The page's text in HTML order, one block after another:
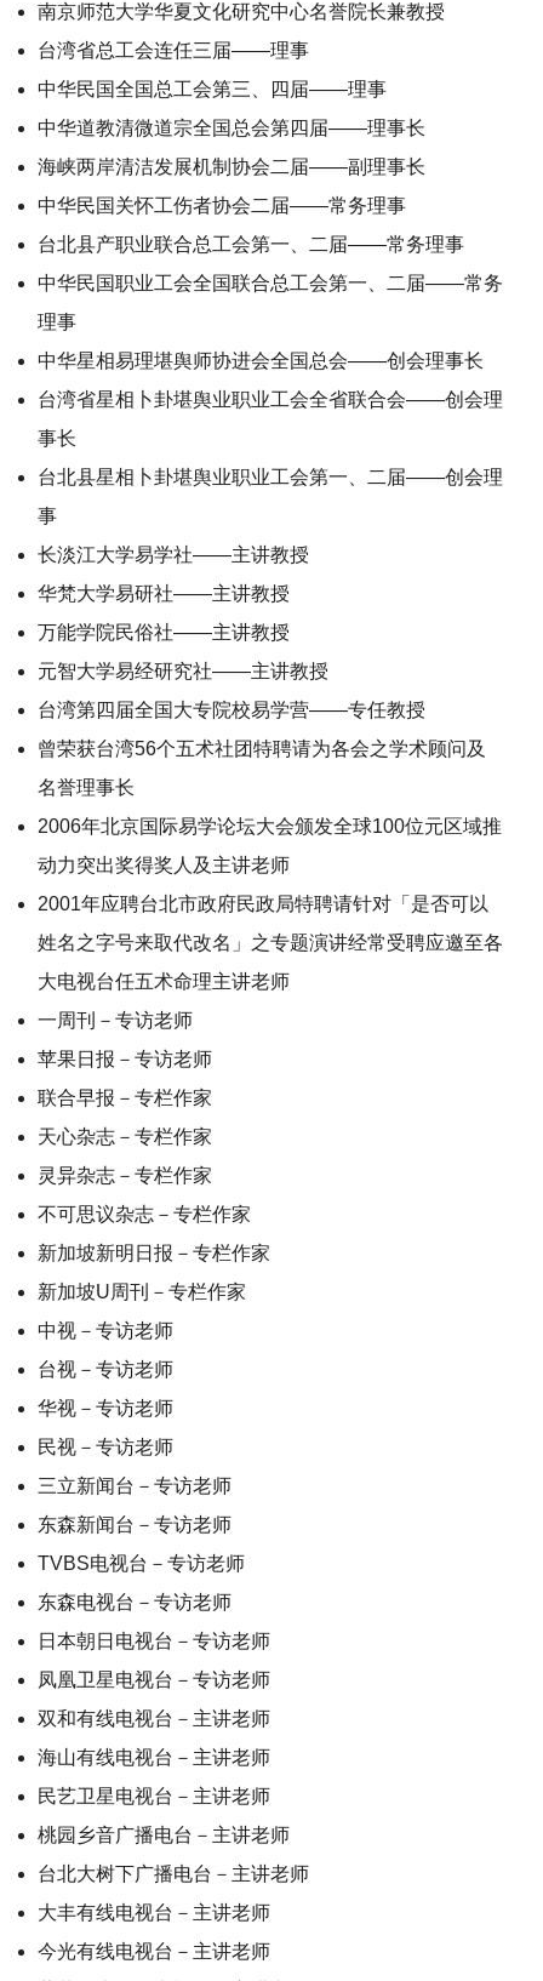
南京师范大学华夏文化研究中心名誉院长兼教授
台湾省总工会连任三届——理事
中华民国全国总工会第三、四届——理事
中华道教清微道宗全国总会第四届——理事长
海峡两岸清洁发展机制协会二届——副理事长
中华民国关怀工伤者协会二届——常务理事
台北县产职业联合总工会第一、二届——常务理事
中华民国职业工会全国联合总工会第一、二届——常务
理事
中华星相易理堪舆师协进会全国总会——创会理事长
台湾省星相卜卦堪舆业职业工会全省联合会——创会理
事长
台北县星相卜卦堪舆业职业工会第一、二届——创会理
事
长淡江大学易学社——主讲教授
华梵大学易研社——主讲教授
万能学院民俗社——主讲教授
元智大学易经研究社——主讲教授
台湾第四届全国大专院校易学营——专任教授
曾荣获台湾56个五术社团特聘请为各会之学术顾问及
名誉理事长
2006年北京国际易学论坛大会颁发全球100位元区域推
动力突出奖得奖人及主讲老师
2001年应聘台北市政府民政局特聘请针对「是否可以
姓名之字号来取代改名」之专题演讲经常受聘应邀至各
大电视台任五术命理主讲老师
一周刊－专访老师
苹果日报－专访老师
联合早报－专栏作家
天心杂志－专栏作家
灵异杂志－专栏作家
不可思议杂志－专栏作家
新加坡新明日报－专栏作家
新加坡U周刊－专栏作家
中视－专访老师
台视－专访老师
华视－专访老师
民视－专访老师
三立新闻台－专访老师
东森新闻台－专访老师
TVBS电视台－专访老师
东森电视台－专访老师
日本朝日电视台－专访老师
凤凰卫星电视台－专访老师
双和有线电视台－主讲老师
海山有线电视台－主讲老师
民艺卫星电视台－主讲老师
桃园乡音广播电台－主讲老师
台北大树下广播电台－主讲老师
大丰有线电视台－主讲老师
今光有线电视台－主讲老师